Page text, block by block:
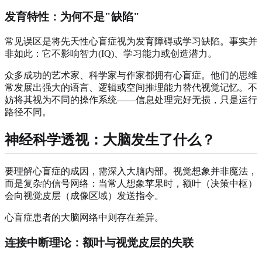
发育特性：为何不是"缺陷"
常见误区是将先天性心盲症视为发育障碍或学习缺陷。事实并
非如此：它不影响智力(IQ)、学习能力或创造潜力。
众多成功的艺术家、科学家与作家都拥有心盲症。他们的思维
常发展出强大的语言、逻辑或空间推理能力替代视觉记忆。不
妨将其视为不同的操作系统——信息处理完好无损，只是运行
路径不同。
神经科学透视：大脑发生了什么？
要理解心盲症的成因，需深入大脑内部。视觉想象并非魔法，
而是复杂的信号网络：当常人想象苹果时，额叶（决策中枢）
会向视觉皮层（成像区域）发送指令。
心盲症患者的大脑网络中则存在差异。
连接中断理论：额叶与视觉皮层的失联